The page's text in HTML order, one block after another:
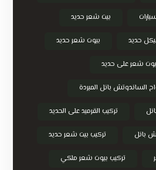
بيت شعر حديد
حديد بيوت شعر حديد
شعر على حديد
الساندوتش بانل المبردة
تركيب القرميد على الحديد
بانل تركيب بيت شعر حديد
تركيب بيوت شعر ملكي